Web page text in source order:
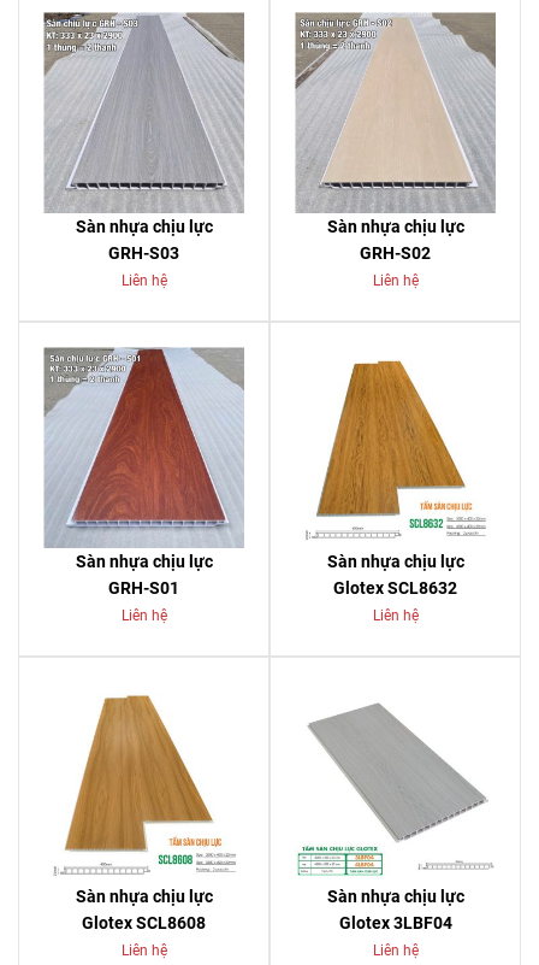
Sàn nhựa chịu lực
GRH-S03
Liên hệ
Sàn nhựa chịu lực
GRH-S02
Liên hệ
Sàn nhựa chịu lực
GRH-S01
Liên hệ
Sàn nhựa chịu lực
Glotex SCL8632
Liên hệ
Sàn nhựa chịu lực
Glotex SCL8608
Liên hệ
Sàn nhựa chịu lực
Glotex 3LBF04
Liên hệ